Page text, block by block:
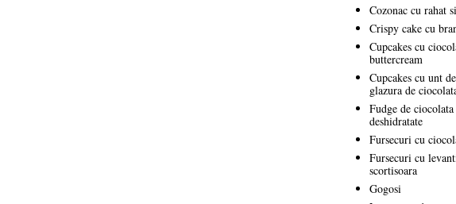
Cozonac cu rahat
Crispy cake cu
Cupcakes cu
buttercream
Cupcakes cu unt
glazura de
Fudge de
deshidratate
Fursecuri cu
Fursecuri cu
scortisoara
Gogosi